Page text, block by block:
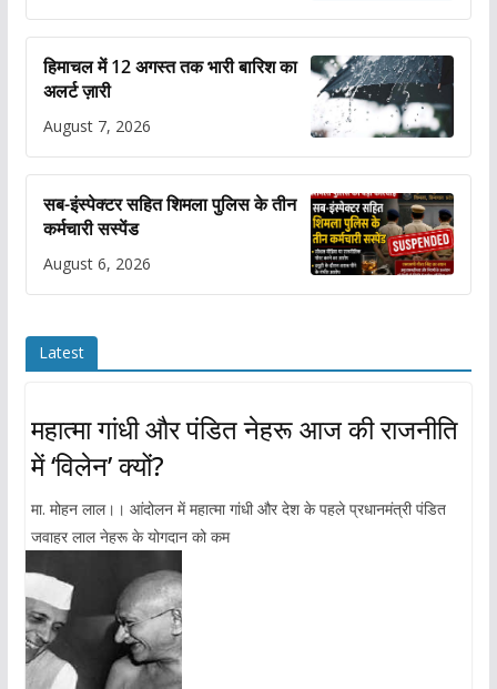
हिमाचल में 12 अगस्त तक भारी बारिश का
अलर्ट ज़ारी
August 7, 2026
सब-इंस्पेक्टर सहित शिमला पुलिस के तीन
कर्मचारी सस्पेंड
August 6, 2026
Latest
महात्मा गांधी और पंडित नेहरू आज की राजनीति
में ‘विलेन’ क्यों?
मा. मोहन लाल।। आंदोलन में महात्मा गांधी और देश के पहले प्रधानमंत्री पंडित
जवाहर लाल नेहरू के योगदान को कम